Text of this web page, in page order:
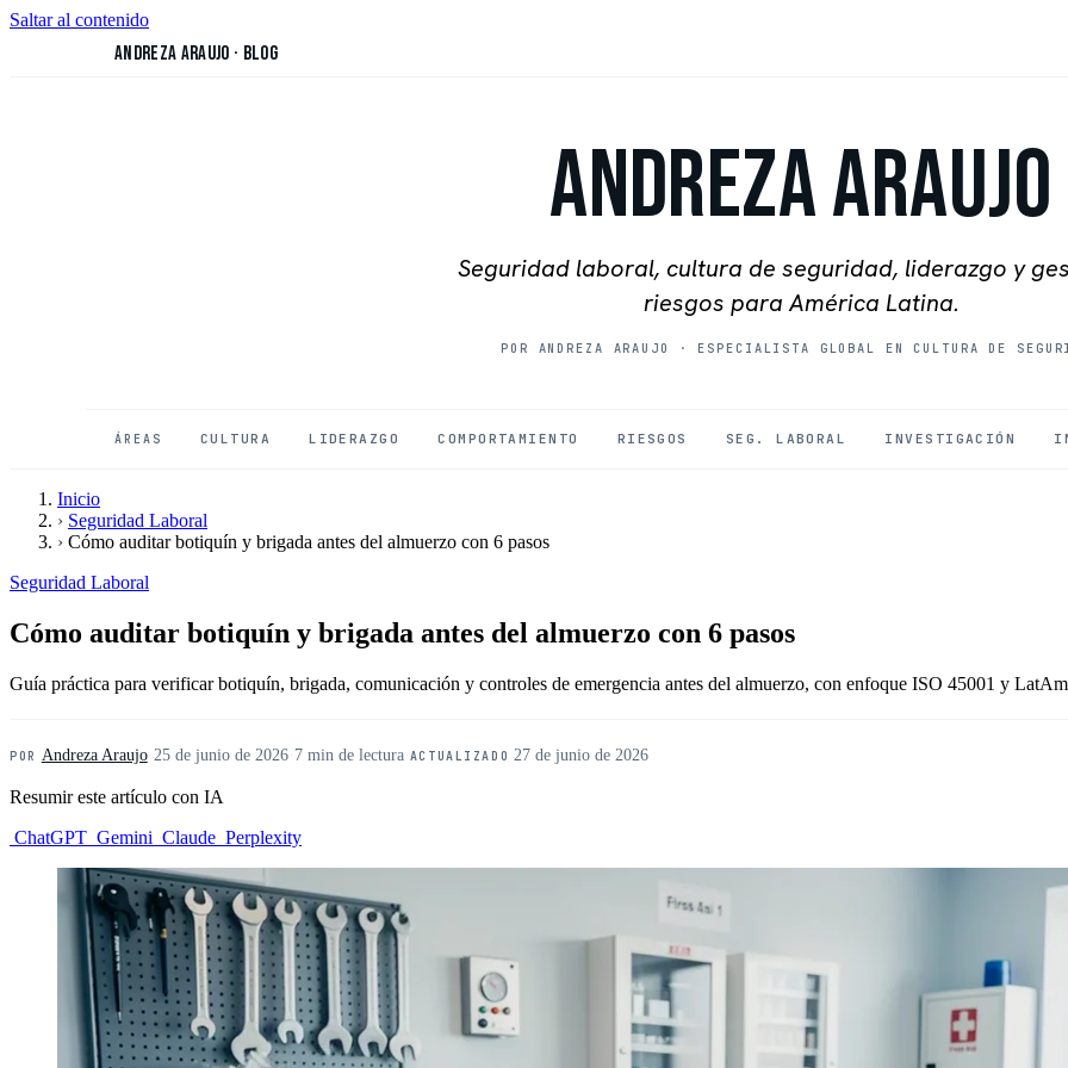
Saltar al contenido
Andreza Araujo · Blog
Andreza Araujo
Seguridad laboral, cultura de seguridad, liderazgo y
riesgos para América Latina.
POR ANDREZA ARAUJO · ESPECIALISTA GLOBAL EN CULTURA DE
ÁREAS CULTURA LIDERAZGO COMPORTAMIENTO RIESGOS SEG. LABORAL INVESTIGACIÓN
Inicio
› Seguridad Laboral
› Cómo auditar botiquín y brigada antes del almuerzo con 6 pasos
Seguridad Laboral
Cómo auditar botiquín y brigada antes del almuerzo con 6 pasos
Guía práctica para verificar botiquín, brigada, comunicación y controles de emergencia antes del almuerzo, con enfoque ISO 45001 y
POR Andreza Araujo· 25 de junio de 2026· 7 min de lectura· ACTUALIZADO 27 de junio de 2026
Resumir este artículo con IA
ChatGPT Gemini Claude Perplexity